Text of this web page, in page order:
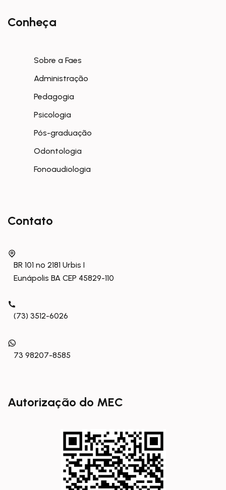
Conheça
Sobre a Faes
Administração
Pedagogia
Psicologia
Pós-graduação
Odontologia
Fonoaudiologia
Contato
BR 101 nº 2181 Urbis I
Eunápolis BA CEP 45829-110
(73) 3512-6026
73 98207-8585
Autorização do MEC